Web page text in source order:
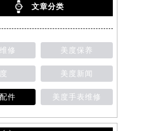
文章分类
修 美度保养
美度新闻
件 美度手表维修